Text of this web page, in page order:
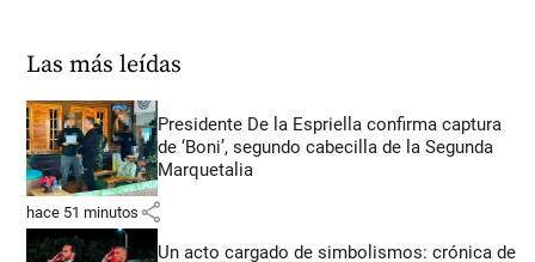
Las más leídas
Presidente De la Espriella confirma captura
de ‘Boni’, segundo cabecilla de la Segunda
Marquetalia
hace 51 minutos share
Un acto cargado de simbolismos: crónica de